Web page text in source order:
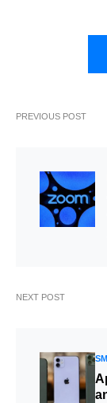
PREVIOUS POST
NEXT POST